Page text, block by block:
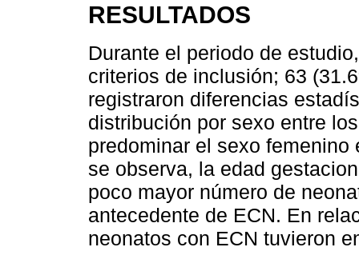
RESULTADOS
Durante el periodo de
criterios de inclusión; 63
registraron diferencias
distribución por sexo entre
predominar el sexo
se observa, la edad
poco mayor número de
antecedente de ECN. En
neonatos con ECN tuvieron